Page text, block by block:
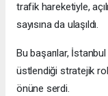
trafik hareketiyle,
sayısına da ulaşıldı.
Bu başarılar, İstanbul
üstlendiği stratejik
önüne serdi.